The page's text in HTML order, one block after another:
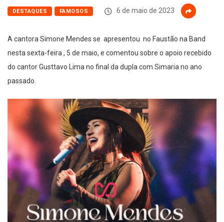
DESTAQUES FAMOSOS 6 de maio de 2023
A cantora Simone Mendes se apresentou no Faustão na Band
nesta sexta-feira , 5 de maio, e comentou sobre o apoio recebido
do cantor Gusttavo Lima no final da dupla com Simaria no ano
passado.